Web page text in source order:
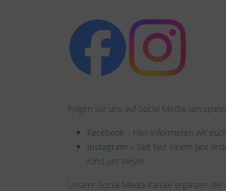
Folgen Sie uns auf Social Media, um
Facebook – Hier informieren wir
Instagram – Seit fast einem Jahr
rund um Weyer.
Unsere Social-Media-Kanäle ergänzen